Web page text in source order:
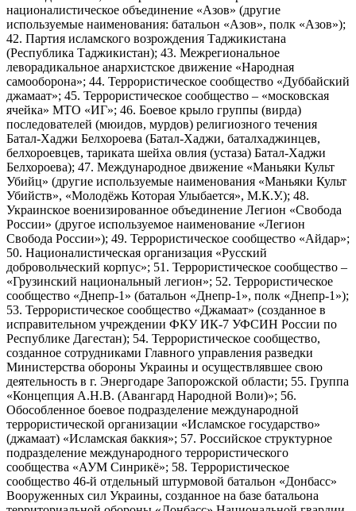
националистическое объединение «Азов» (другие
используемые наименования: батальон «Азов», полк «Азов»);
42. Партия исламского возрождения Таджикистана
(Республика Таджикистан); 43. Межрегиональное
леворадикальное анархистское движение «Народная
самооборона»; 44. Террористическое сообщество «Дуббайский
джамаат»; 45. Террористическое сообщество – «московская
ячейка» МТО «ИГ»; 46. Боевое крыло группы (вирда)
последователей (мюидов, мурдов) религиозного течения
Батал-Хаджи Белхороева (Батал-Хаджи, баталхаджинцев,
белхороевцев, тариката шейха овлия (устаза) Батал-Хаджи
Белхороева); 47. Международное движение «Маньяки Культ
Убийц» (другие используемые наименования «Маньяки Культ
Убийств», «Молодёжь Которая Улыбается», М.К.У.); 48.
Украинское военизированное объединение Легион «Свобода
России» (другое используемое наименование «Легион
Свобода России»); 49. Террористическое сообщество «Айдар»;
50. Националистическая организация «Русский
добровольческий корпус»; 51. Террористическое сообщество –
«Грузинский национальный легион»; 52. Террористическое
сообщество «Днепр-1» (батальон «Днепр-1», полк «Днепр-1»);
53. Террористическое сообщество «Джамаат» (созданное в
исправительном учреждении ФКУ ИК-7 УФСИН России по
Республике Дагестан); 54. Террористическое сообщество,
созданное сотрудниками Главного управления разведки
Министерства обороны Украины и осуществлявшее свою
деятельность в г. Энергодаре Запорожской области; 55. Группа
«Концепция А.Н.В. (Авангард Народной Воли)»; 56.
Обособленное боевое подразделение международной
террористической организации «Исламское государство»
(джамаат) «Исламская баккия»; 57. Российское структурное
подразделение международного террористического
сообщества «АУМ Синрикё»; 58. Террористическое
сообщество 46-й отдельный штурмовой батальон «Донбасс»
Вооруженных сил Украины, созданное на базе батальона